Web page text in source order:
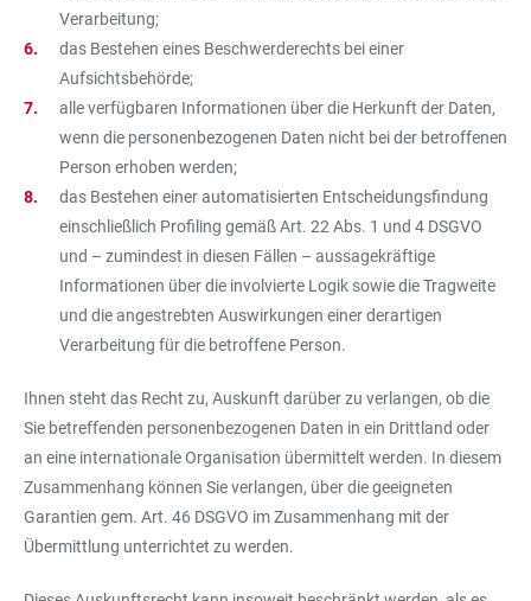
Verarbeitung;
das Bestehen eines Beschwerderechts bei einer
Aufsichtsbehörde;
alle verfügbaren Informationen über die Herkunft der Daten,
wenn die personenbezogenen Daten nicht bei der betroffenen
Person erhoben werden;
das Bestehen einer automatisierten Entscheidungsfindung
einschließlich Profiling gemäß Art. 22 Abs. 1 und 4 DSGVO
und – zumindest in diesen Fällen – aussagekräftige
Informationen über die involvierte Logik sowie die Tragweite
und die angestrebten Auswirkungen einer derartigen
Verarbeitung für die betroffene Person.
Ihnen steht das Recht zu, Auskunft darüber zu verlangen, ob die
Sie betreffenden personenbezogenen Daten in ein Drittland oder
an eine internationale Organisation übermittelt werden. In diesem
Zusammenhang können Sie verlangen, über die geeigneten
Garantien gem. Art. 46 DSGVO im Zusammenhang mit der
Übermittlung unterrichtet zu werden.